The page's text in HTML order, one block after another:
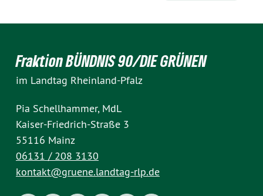
Fraktion BÜNDNIS 90/DIE GRÜNEN
im Landtag Rheinland-Pfalz
Pia Schellhammer, MdL
Kaiser-Friedrich-Straße 3
55116 Mainz
06131 / 208 3130
kontakt@gruene.landtag-rlp.de